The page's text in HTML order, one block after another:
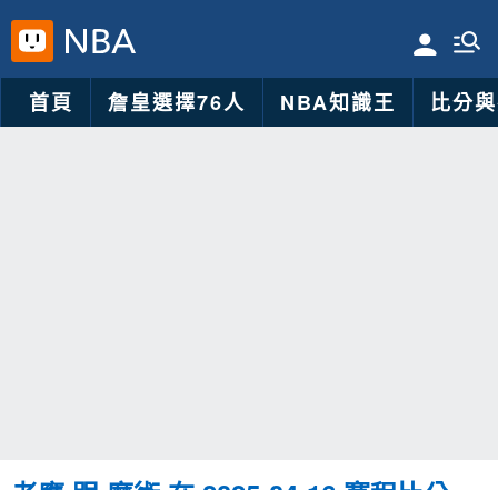
首頁 詹皇選擇76人 NBA知識王 比分